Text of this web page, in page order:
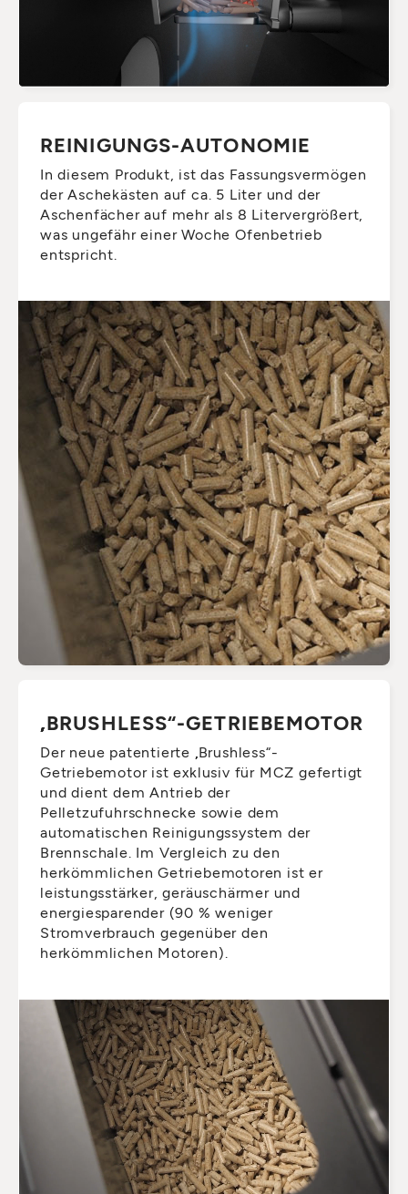
REINIGUNGS-AUTONOMIE
In diesem Produkt, ist das Fassungsvermögen
der Aschekästen auf ca. 5 Liter und der
Aschenfächer auf mehr als 8 Litervergrößert,
was ungefähr einer Woche Ofenbetrieb
entspricht.
„BRUSHLESS“-GETRIEBEMOTOR
Der neue patentierte „Brushless“-
Getriebemotor ist exklusiv für MCZ gefertigt
und dient dem Antrieb der
Pelletzufuhrschnecke sowie dem
automatischen Reinigungssystem der
Brennschale. Im Vergleich zu den
herkömmlichen Getriebemotoren ist er
leistungsstärker, geräuschärmer und
energiesparender (90 % weniger
Stromverbrauch gegenüber den
herkömmlichen Motoren).